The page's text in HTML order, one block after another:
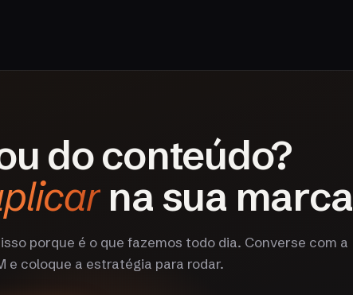
do conteúdo?
na sua marca
porque é o que fazemos todo dia. Converse com a
e coloque a estratégia para rodar.